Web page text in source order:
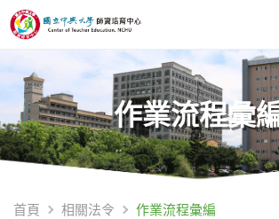
作業流程彙
首頁 相關法令 作業流程彙編